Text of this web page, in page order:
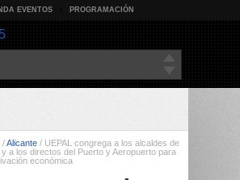
EVENTOS PROGRAMACIÓN
/Alicante / UEPAL congrega a los alcaldes de
y a los directos del Puerto y Aeropuerto para
económica